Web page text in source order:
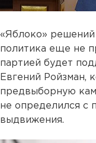
«Яблоко»
политика еще не
партией будет
Евгений Ройзман,
предвыборную
не определился с
выдвижения.